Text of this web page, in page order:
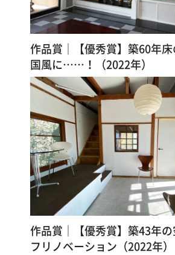
作品賞｜【優秀賞】築60年
国風に……！（2022年）
作品賞｜【優秀賞】築43年
フリノベーション（2022年）